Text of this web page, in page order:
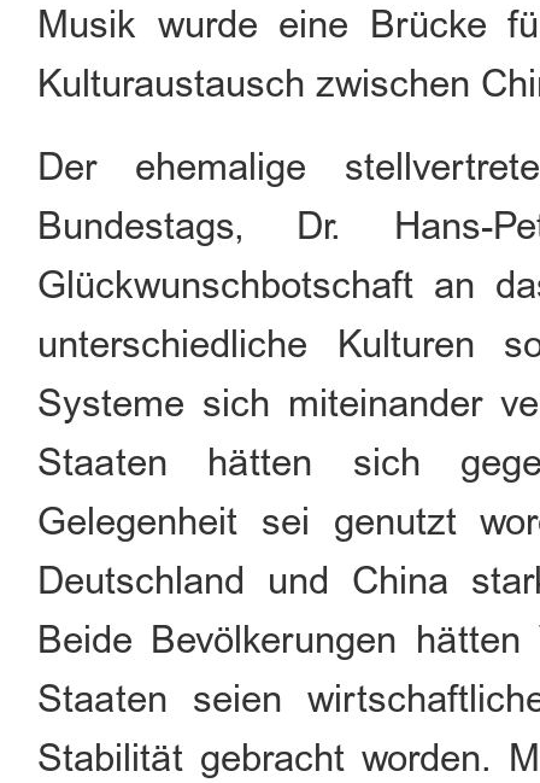
Musik wurde eine Brücke
Kulturaustausch zwischen
Der ehemalige
Bundestags, Dr.
Glückwunschbotschaft an
unterschiedliche Kulturen
Systeme sich miteinander
Staaten hätten sich
Gelegenheit sei genutzt
Deutschland und China
Beide Bevölkerungen
Staaten seien
Stabilität gebracht worden.